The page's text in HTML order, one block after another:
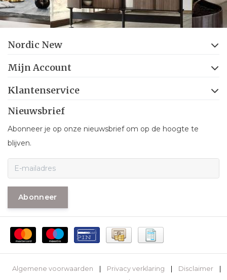
Nordic New
Mijn Account
Klantenservice
Nieuwsbrief
Abonneer je op onze nieuwsbrief om op de hoogte te
blijven.
Abonneer
Algemene voorwaarden Privacy verklaring Disclaimer